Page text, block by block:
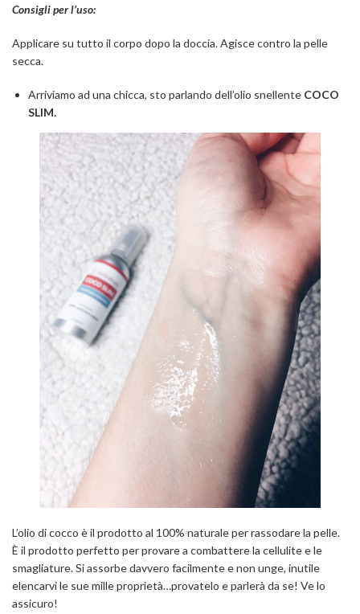
Consigli per l’uso:
Applicare su tutto il corpo dopo la doccia. Agisce contro la pelle
secca.
Arriviamo ad una chicca, sto parlando dell’olio snellente COCO
SLIM.
L’olio di cocco è il prodotto al 100% naturale per rassodare la pelle.
È il prodotto perfetto per provare a combattere la cellulite e le
smagliature. Si assorbe davvero facilmente e non unge, inutile
elencarvi le sue mille proprietà…provatelo e parlerà da se! Ve lo
assicuro!